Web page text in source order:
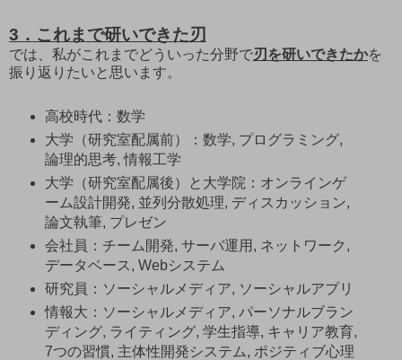
3．これまで研いできた刃
では、私がこれまでどういった分野で刃を研いできたかを
振り返りたいと思います。
高校時代：数学
大学（研究室配属前）：数学, プログラミング,
論理的思考, 情報工学
大学（研究室配属後）と大学院：オンラインゲ
ーム設計開発, 並列分散処理, ディスカッション,
論文執筆, プレゼン
会社員：チーム開発, サーバ運用, ネットワーク,
データベース, Webシステム
研究員：ソーシャルメディア, ソーシャルアプリ
情報大：ソーシャルメディア, パーソナルブラン
ディング, ライティング, 学生指導, キャリア教育,
7つの習慣, 主体性開発システム, ポジティブ心理